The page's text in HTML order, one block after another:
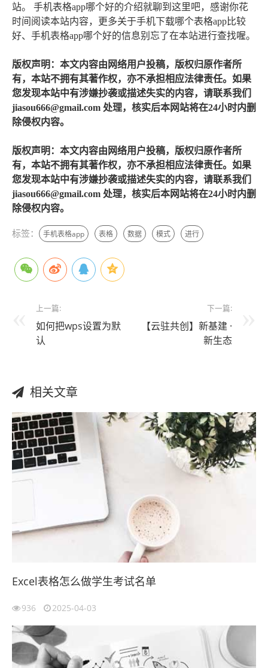
站。 手机表格app哪个好的介绍就聊到这里吧，感谢你花
时间阅读本站内容，更多关于手机下载哪个表格app比较
好、手机表格app哪个好的信息别忘了在本站进行查找喔。
版权声明：本文内容由网络用户投稿，版权归原作者所
有，本站不拥有其著作权，亦不承担相应法律责任。如果
您发现本站中有涉嫌抄袭或描述失实的内容，请联系我们
jiasou666@gmail.com 处理，核实后本网站将在24小时内删
除侵权内容。
版权声明：本文内容由网络用户投稿，版权归原作者所
有，本站不拥有其著作权，亦不承担相应法律责任。如果
您发现本站中有涉嫌抄袭或描述失实的内容，请联系我们
jiasou666@gmail.com 处理，核实后本网站将在24小时内删
除侵权内容。
标签： 手机表格app 表格 数据 模式 进行
上一篇:
如何把wps设置为默
认
下一篇:
【云驻共创】新基建 ·
新生态
相关文章
Excel表格怎么做学生考试名单
936 2025-04-03